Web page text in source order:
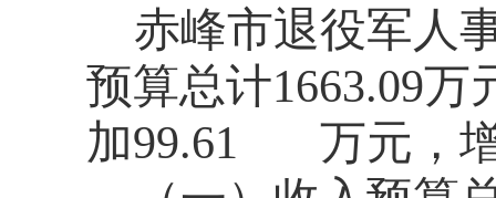
赤峰市退役军人
预算总计1663.09
加99.61 万元，增